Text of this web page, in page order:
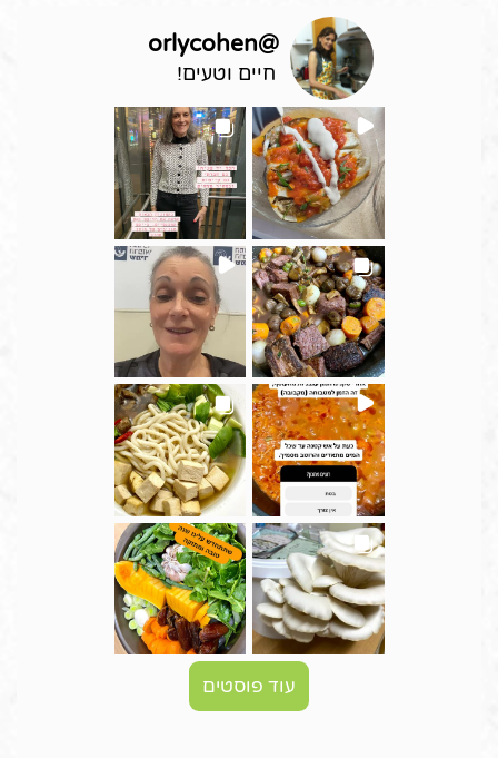
@
orlycohen
חיים וטעים!
עוד פוסטים